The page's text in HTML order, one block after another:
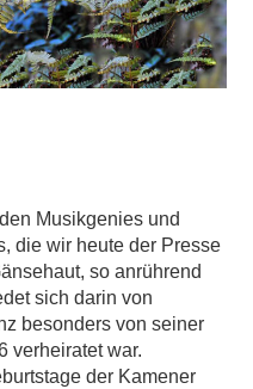
Musikgenies und
die wir heute der Presse
so anrührend
sich darin von
besonders von seiner
verheiratet war.
der Kamener